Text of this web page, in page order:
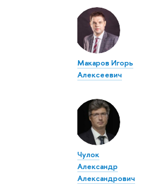
Макаров Игорь
Алексеевич
Чулок
Александр
Александрович